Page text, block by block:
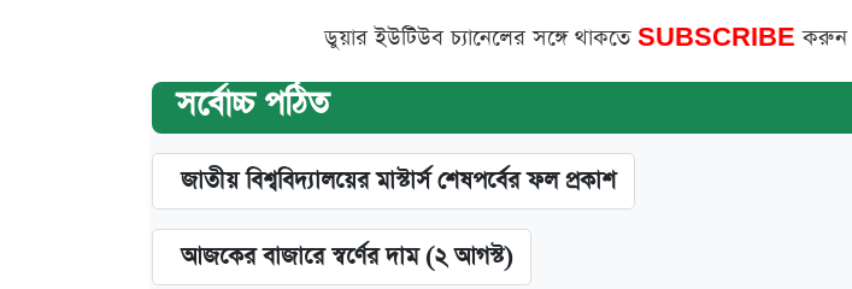
ডুয়ার ইউটিউব চ্যানেলের সঙ্গে থাকতে SUBSCRIBEকরুন
সর্বোচ্চ পঠিত
জাতীয় বিশ্ববিদ্যালয়ের মাস্টার্স শেষপর্বের ফল প্রকাশ
আজকের বাজারে স্বর্ণের দাম (২ আগস্ট)